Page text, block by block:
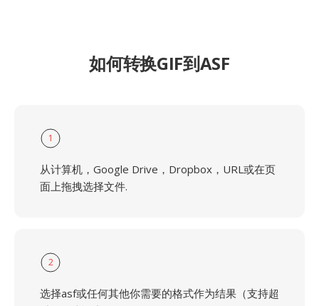
如何转换GIF到ASF
1
从计算机，Google Drive，Dropbox，URL或在页
面上拖拽选择文件.
2
选择asf或任何其他你需要的格式作为结果（支持超